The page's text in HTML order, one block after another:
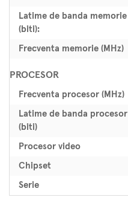
Latime de banda memorie
(biti):
Frecventa memorie (MHz)
PROCESOR
Frecventa procesor (MHz)
Latime de banda procesor
(biti)
Procesor video
Chipset
Serie